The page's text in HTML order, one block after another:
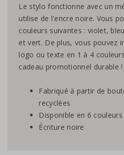
Le stylo fonctionne avec un
utilise de l'encre noire. Vous
couleurs suivantes : violet,
et vert. De plus, vous pouvez
logo ou texte en 1 à 4
cadeau promotionnel durable !
Fabriqué à partir de
recyclées
Disponible en 6 couleurs
Écriture noire